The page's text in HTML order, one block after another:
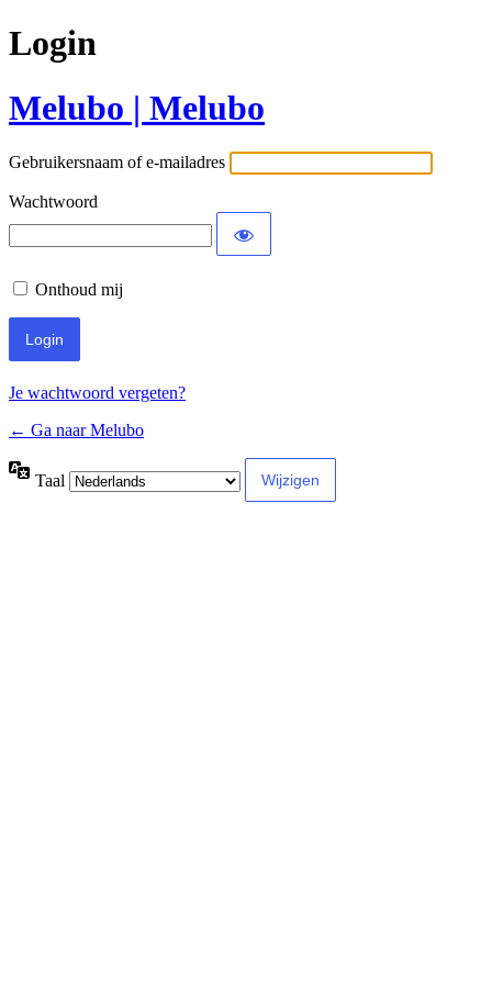
Login
Melubo | Melubo
Gebruikersnaam of e-mailadres
Wachtwoord
Onthoud mij
Je wachtwoord vergeten?
← Ga naar Melubo
Taal